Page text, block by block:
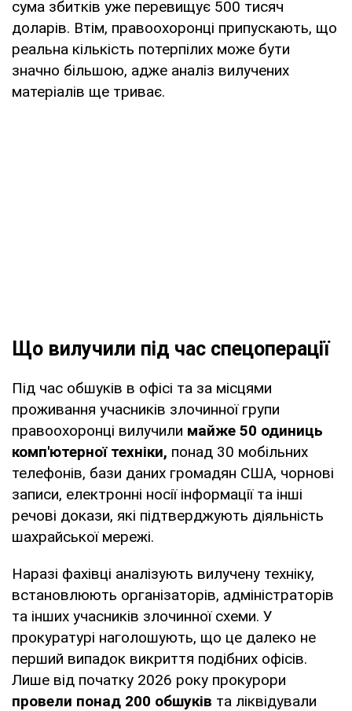
сума збитків уже перевищує 500 тисяч
доларів. Втім, правоохоронці припускають, що
реальна кількість потерпілих може бути
значно більшою, адже аналіз вилучених
матеріалів ще триває.
Що вилучили під час спецоперації
Під час обшуків в офісі та за місцями
проживання учасників злочинної групи
правоохоронці вилучили майже 50 одиниць
комп'ютерної техніки, понад 30 мобільних
телефонів, бази даних громадян США, чорнові
записи, електронні носії інформації та інші
речові докази, які підтверджують діяльність
шахрайської мережі.
Наразі фахівці аналізують вилучену техніку,
встановлюють організаторів, адміністраторів
та інших учасників злочинної схеми. У
прокуратурі наголошують, що це далеко не
перший випадок викриття подібних офісів.
Лише від початку 2026 року прокурори
провели понад 200 обшуків та ліквідували